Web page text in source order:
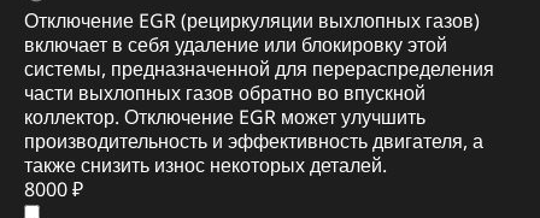
Отключение EGR (рециркуляции выхлопных газов)
включает в себя удаление или блокировку этой
системы, предназначенной для перераспределения
части выхлопных газов обратно во впускной
коллектор. Отключение EGR может улучшить
производительность и эффективность двигателя, а
также снизить износ некоторых деталей.
8000 ₽